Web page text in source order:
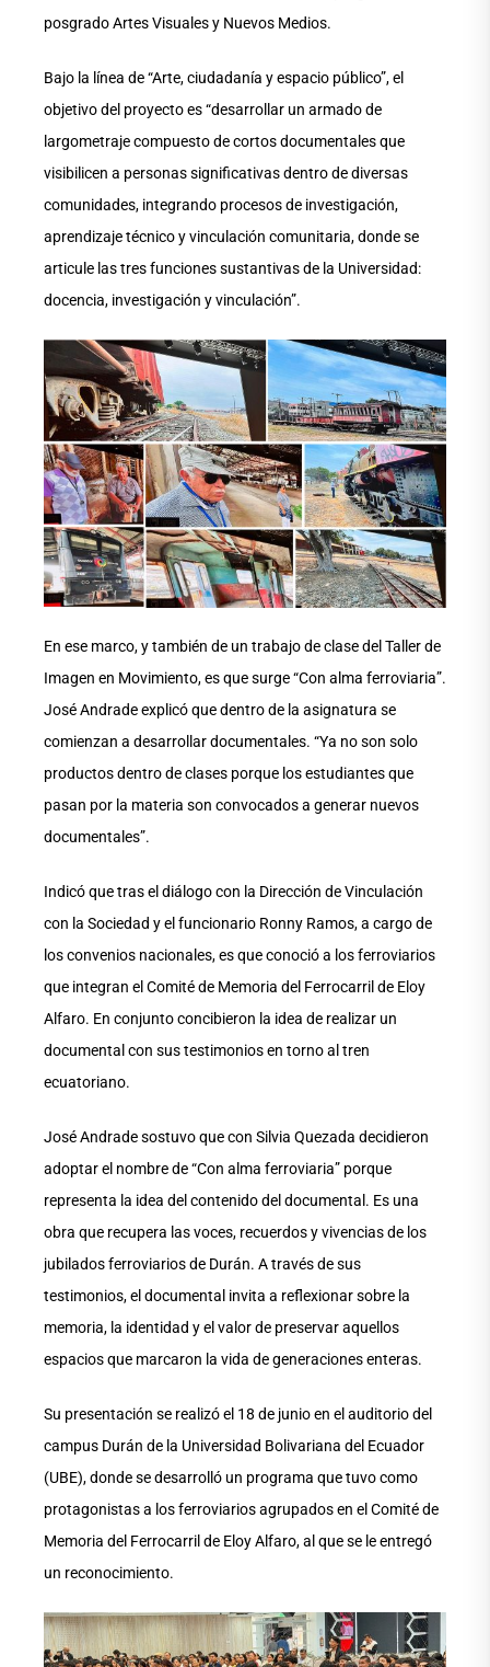
posgrado Artes Visuales y Nuevos Medios.
Bajo la línea de “Arte, ciudadanía y espacio público”, el
objetivo del proyecto es “desarrollar un armado de
largometraje compuesto de cortos documentales que
visibilicen a personas significativas dentro de diversas
comunidades, integrando procesos de investigación,
aprendizaje técnico y vinculación comunitaria, donde se
articule las tres funciones sustantivas de la Universidad:
docencia, investigación y vinculación”.
En ese marco, y también de un trabajo de clase del Taller de
Imagen en Movimiento, es que surge “Con alma ferroviaria”.
José Andrade explicó que dentro de la asignatura se
comienzan a desarrollar documentales. “Ya no son solo
productos dentro de clases porque los estudiantes que
pasan por la materia son convocados a generar nuevos
documentales”.
Indicó que tras el diálogo con la Dirección de Vinculación
con la Sociedad y el funcionario Ronny Ramos, a cargo de
los convenios nacionales, es que conoció a los ferroviarios
que integran el Comité de Memoria del Ferrocarril de Eloy
Alfaro. En conjunto concibieron la idea de realizar un
documental con sus testimonios en torno al tren
ecuatoriano.
José Andrade sostuvo que con Silvia Quezada decidieron
adoptar el nombre de “Con alma ferroviaria” porque
representa la idea del contenido del documental. Es una
obra que recupera las voces, recuerdos y vivencias de los
jubilados ferroviarios de Durán. A través de sus
testimonios, el documental invita a reflexionar sobre la
memoria, la identidad y el valor de preservar aquellos
espacios que marcaron la vida de generaciones enteras.
Su presentación se realizó el 18 de junio en el auditorio del
campus Durán de la Universidad Bolivariana del Ecuador
(UBE), donde se desarrolló un programa que tuvo como
protagonistas a los ferroviarios agrupados en el Comité de
Memoria del Ferrocarril de Eloy Alfaro, al que se le entregó
un reconocimiento.